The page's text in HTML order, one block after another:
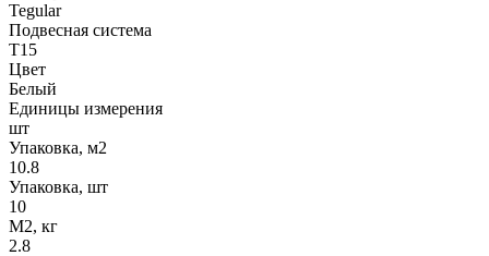
Tegular
Подвесная система
Т15
Цвет
Белый
Единицы измерения
шт
Упаковка, м2
10.8
Упаковка, шт
10
М2, кг
2.8